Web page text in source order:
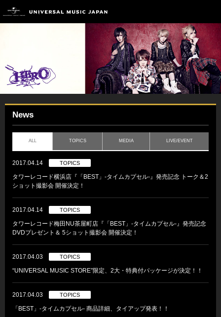
News
ALL TOPICS MEDIA LIVE/EVENT
2017.04.14 TOPICS
タワーレコード横浜店『「BEST」-タイムカプセル-』発売記念 トーク＆2
ショット撮影会 開催決定！
2017.04.14 TOPICS
タワーレコード梅田NU茶屋町店『「BEST」-タイムカプセル-』発売記念
DVDプレゼント＆ 5ショット撮影会 開催決定！
2017.04.03 TOPICS
“UNIVERSAL MUSIC STORE”限定、2大・特典付パッケージが決定！！
2017.04.03 TOPICS
「BEST」-タイムカプセル- 商品詳細、タイアップ発表！！